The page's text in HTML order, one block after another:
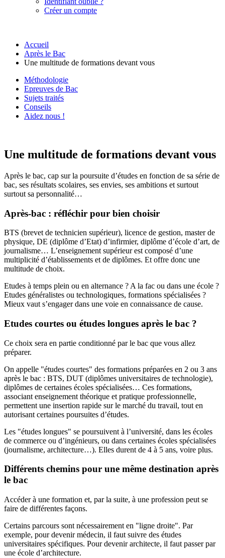
Créer un compte
Accueil
Après le Bac
Une multitude de formations devant vous
Méthodologie
Epreuves de Bac
Sujets traités
Conseils
Aidez nous !
Une multitude de formations devant vous
Après le bac, cap sur la poursuite d’études en fonction de sa série de
bac, ses résultats scolaires, ses envies, ses ambitions et surtout
surtout sa personnalité…
Après-bac : réfléchir pour bien choisir
BTS (brevet de technicien supérieur), licence de gestion, master de
physique, DE (diplôme d’Etat) d’infirmier, diplôme d’école d’art, de
journalisme… L’enseignement supérieur est composé d’une
multiplicité d’établissements et de diplômes. Et offre donc une
multitude de choix.
Etudes à temps plein ou en alternance ? A la fac ou dans une école ?
Etudes généralistes ou technologiques, formations spécialisées ?
Mieux vaut s’engager dans une voie en connaissance de cause.
Etudes courtes ou études longues après le bac ?
Ce choix sera en partie conditionné par le bac que vous allez
préparer.
On appelle "études courtes" des formations préparées en 2 ou 3 ans
après le bac : BTS, DUT (diplômes universitaires de technologie),
diplômes de certaines écoles spécialisées… Ces formations,
associant enseignement théorique et pratique professionnelle,
permettent une insertion rapide sur le marché du travail, tout en
autorisant certaines poursuites d’études.
Les "études longues" se poursuivent à l’université, dans les écoles
de commerce ou d’ingénieurs, ou dans certaines écoles spécialisées
(journalisme, architecture…). Elles durent de 4 à 5 ans, voire plus.
Différents chemins pour une même destination après
le bac
Accéder à une formation et, par la suite, à une profession peut se
faire de différentes façons.
Certains parcours sont nécessairement en "ligne droite". Par
exemple, pour devenir médecin, il faut suivre des études
universitaires spécifiques. Pour devenir architecte, il faut passer par
une école d’architecture.